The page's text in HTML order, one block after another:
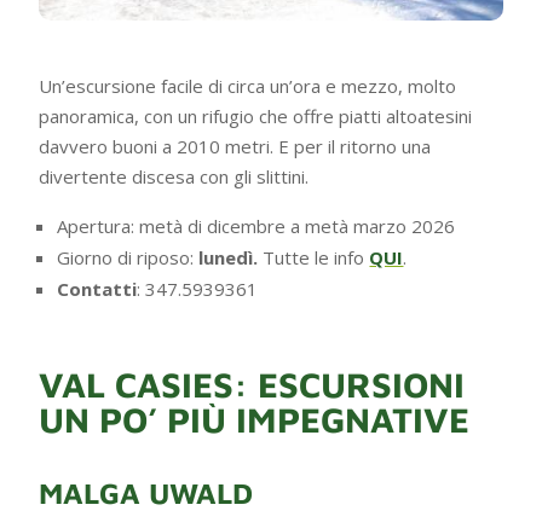
Un’escursione facile di circa un’ora e mezzo, molto
panoramica, con un rifugio che offre piatti altoatesini
davvero buoni a 2010 metri. E per il ritorno una
divertente discesa con gli slittini.
Apertura: metà di dicembre a metà marzo 2026
Giorno di riposo: lunedì. Tutte le info QUI.
Contatti: 347.5939361
VAL CASIES: ESCURSIONI
UN PO’ PIÙ IMPEGNATIVE
MALGA UWALD